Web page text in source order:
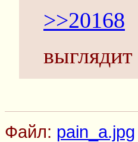
>>20168
Файл: pain_a.jpg